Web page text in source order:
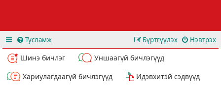
Тусламж Нэвтрэх
Бүртгүүлэх
Шинэ бичлэг
Уншаагүй бичлэгүүд
Хариулагдаагүй бичлэгүүд
Идэвхитэй сэдвүүд